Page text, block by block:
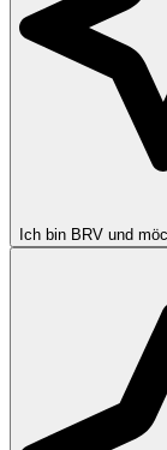
Ich bin BRV und